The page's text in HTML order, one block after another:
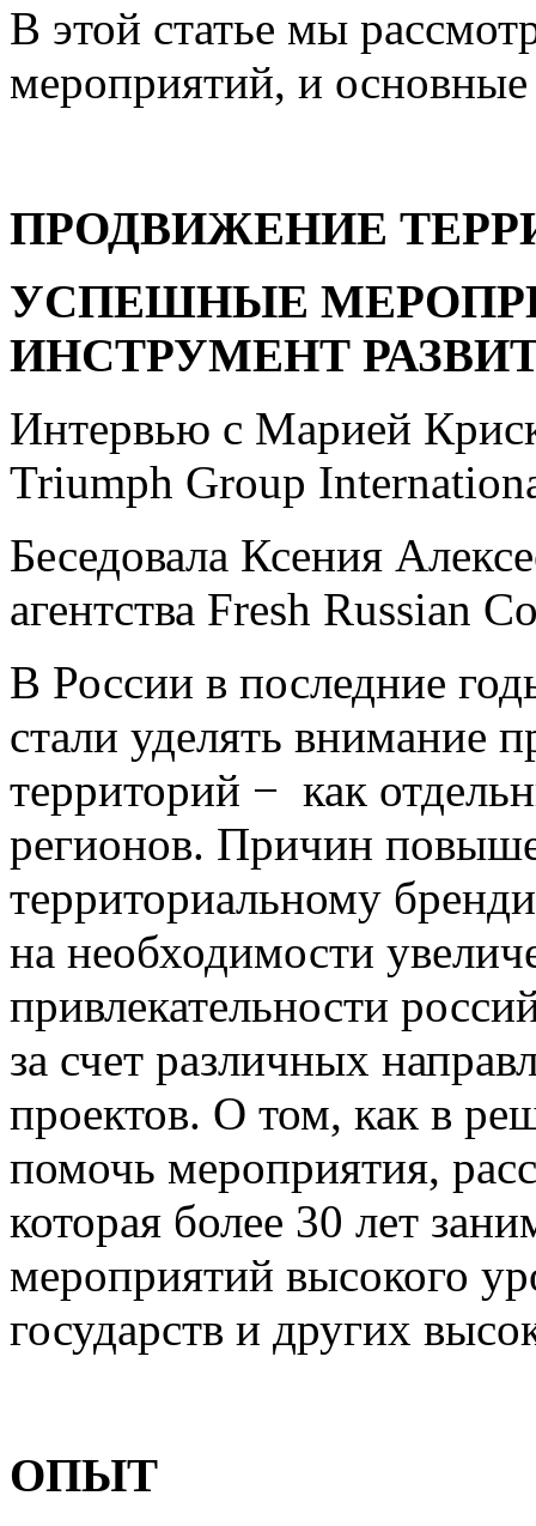
В этой статье мы
мероприятий, и
ПРОДВИЖЕНИЕ
УСПЕШНЫЕ
ИНСТРУМЕНТ
Интервью с Марией
Triumph Group
Беседовала Ксения
агентства Fresh Russian
В России в последние
стали уделять внимание
территорий − как
регионов. Причин
территориальному
на необходимости
привлекательности
за счет различных
проектов. О том, как в
помочь мероприятия,
которая более 30 лет
мероприятий высокого
государств и других
ОПЫТ